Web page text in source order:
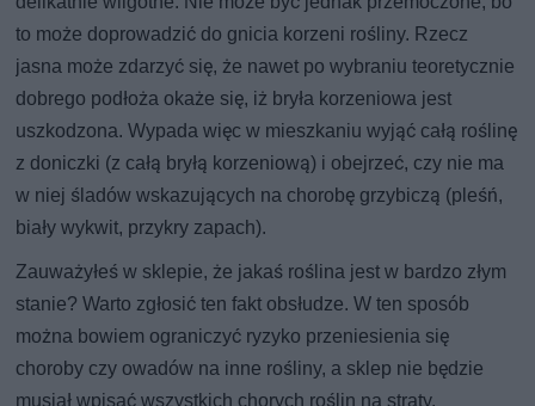
to może doprowadzić do gnicia korzeni rośliny. Rzecz
jasna może zdarzyć się, że nawet po wybraniu teoretycznie
dobrego podłoża okaże się, iż bryła korzeniowa jest
uszkodzona. Wypada więc w mieszkaniu wyjąć całą roślinę
z doniczki (z całą bryłą korzeniową) i obejrzeć, czy nie ma
w niej śladów wskazujących na chorobę grzybiczą (pleśń,
biały wykwit, przykry zapach).
Zauważyłeś w sklepie, że jakaś roślina jest w bardzo złym
stanie? Warto zgłosić ten fakt obsłudze. W ten sposób
można bowiem ograniczyć ryzyko przeniesienia się
choroby czy owadów na inne rośliny, a sklep nie będzie
musiał wpisać wszystkich chorych roślin na straty.